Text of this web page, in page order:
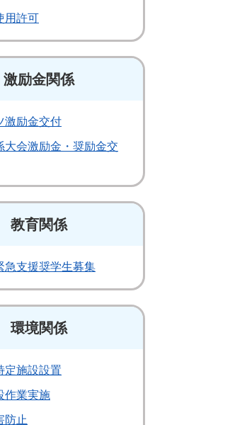
用許可
激励金関係
激励金交付
大会激励金・奨励金交
教育関係
急支援奨学生募集
環境関係
定施設設置
作業実施
防止